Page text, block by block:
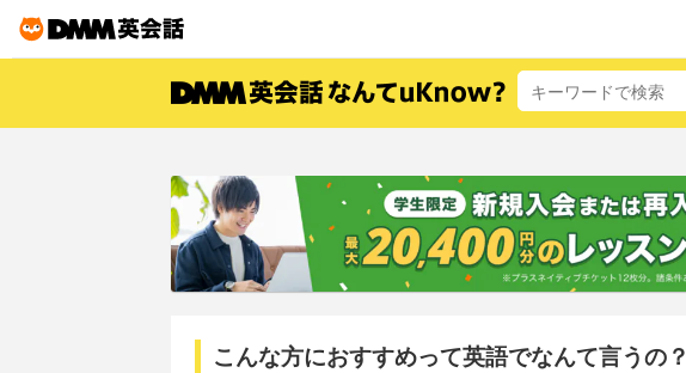
こんな方におすすめって英語でなんて言うの？